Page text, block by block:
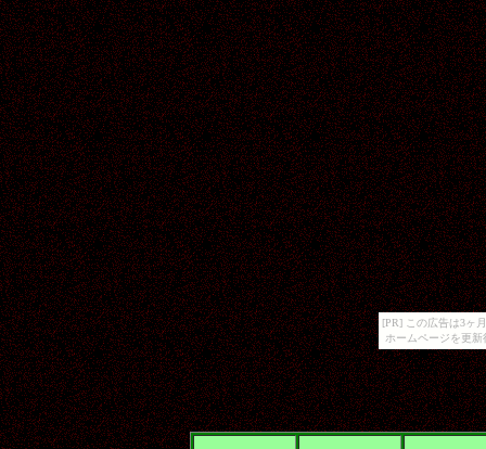
[PR] この広告は3ヶ
ホームページを更